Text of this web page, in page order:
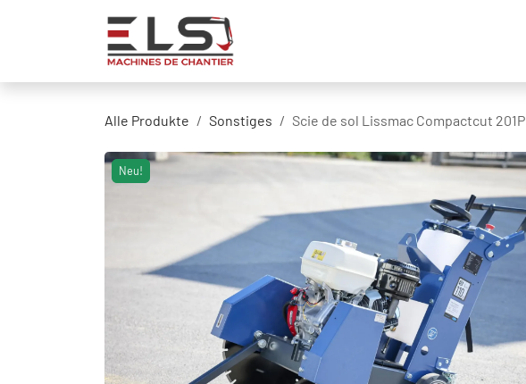
Alle Produkte Sonstiges Scie de sol Lissmac Compactcut 201P
Neu!
Neu!